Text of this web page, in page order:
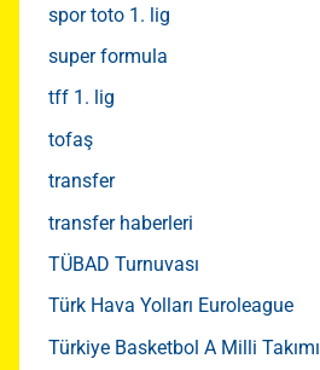
spor toto 1. lig
super formula
tff 1. lig
tofaş
transfer
transfer haberleri
TÜBAD Turnuvası
Türk Hava Yolları Euroleague
Türkiye Basketbol A Milli Takımı